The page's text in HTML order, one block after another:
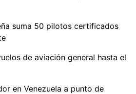
suma 50 pilotos certificados
de aviación general hasta el
en Venezuela a punto de